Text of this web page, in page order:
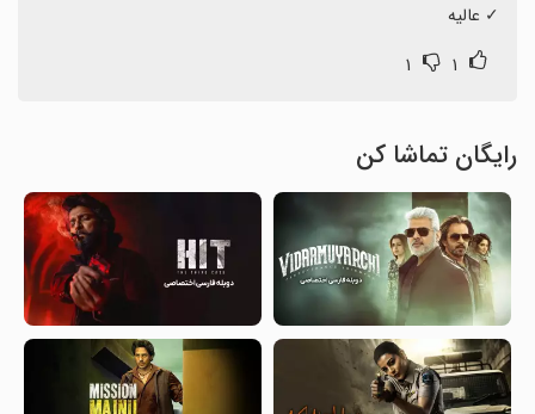
‏✓ عالیه
۱ ۱
رایگان تماشا کن